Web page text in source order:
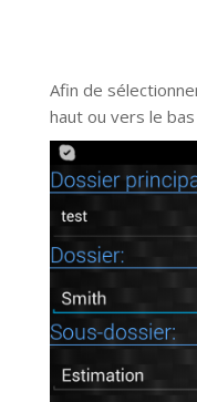
Afin de
haut ou vers le